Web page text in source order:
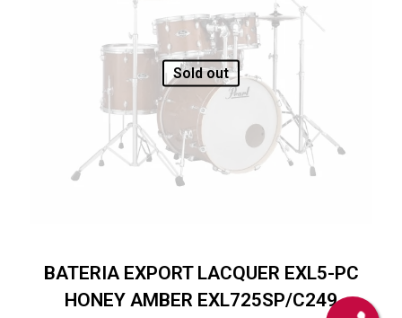
Sold out
BATERIA EXPORT LACQUER EXL5-PC
HONEY AMBER EXL725SP/C249